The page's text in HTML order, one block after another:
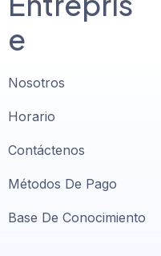
e
Nosotros
Horario
Contáctenos
Métodos De Pago
Base De Conocimiento